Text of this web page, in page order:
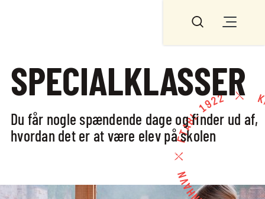
OPLEV OS
OPLEV OS
INFODAGE
DAG
SPECIALKLASSER
Du får nogle spændende dage og finder ud af,
hvordan det er at være elev på skolen